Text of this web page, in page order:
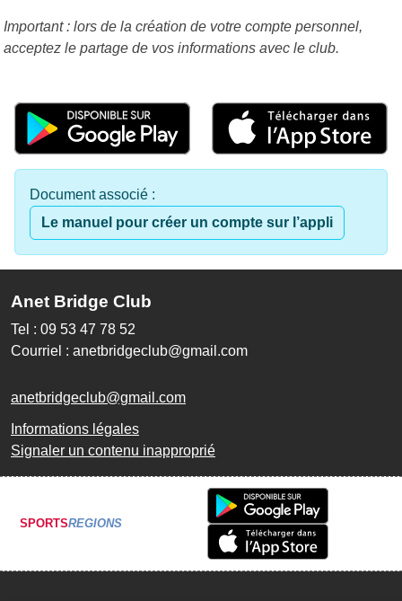
Important : lors de la création de votre compte personnel,
acceptez le partage de vos informations avec le club.
Document associé :
Le manuel pour créer un compte sur l’appli
Anet Bridge Club
Tel : 09 53 47 78 52
Courriel : anetbridgeclub@gmail.com
anetbridgeclub@gmail.com
Informations légales
Signaler un contenu inapproprié
SPORTSREGIONS